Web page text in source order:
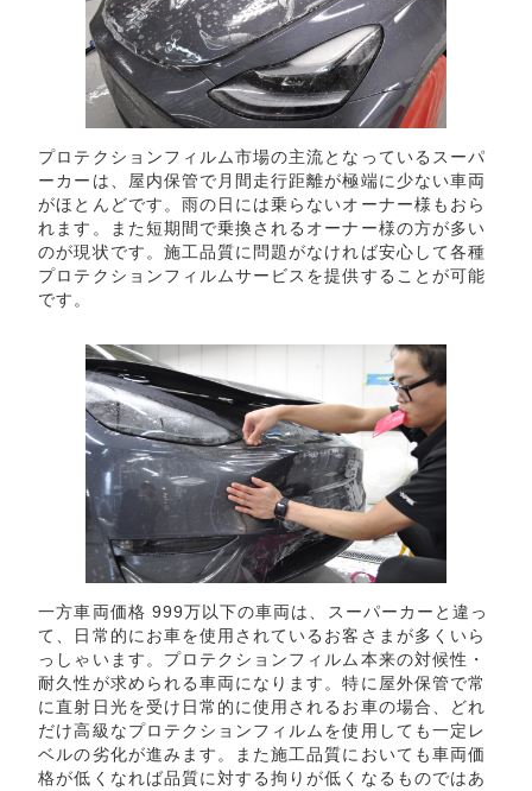
プロテクションフィルム市場の主流となっているスーパ
ーカーは、屋内保管で月間走行距離が極端に少ない車両
がほとんどです。雨の日には乗らないオーナー様もおら
れます。また短期間で乗換されるオーナー様の方が多い
のが現状です。施工品質に問題がなければ安心して各種
プロテクションフィルムサービスを提供することが可能
です。
一方車両価格 999万以下の車両は、スーパーカーと違っ
て、日常的にお車を使用されているお客さまが多くいら
っしゃいます。プロテクションフィルム本来の対候性・
耐久性が求められる車両になります。特に屋外保管で常
に直射日光を受け日常的に使用されるお車の場合、どれ
だけ高級なプロテクションフィルムを使用しても一定レ
ベルの劣化が進みます。また施工品質においても車両価
格が低くなれば品質に対する拘りが低くなるものではあ